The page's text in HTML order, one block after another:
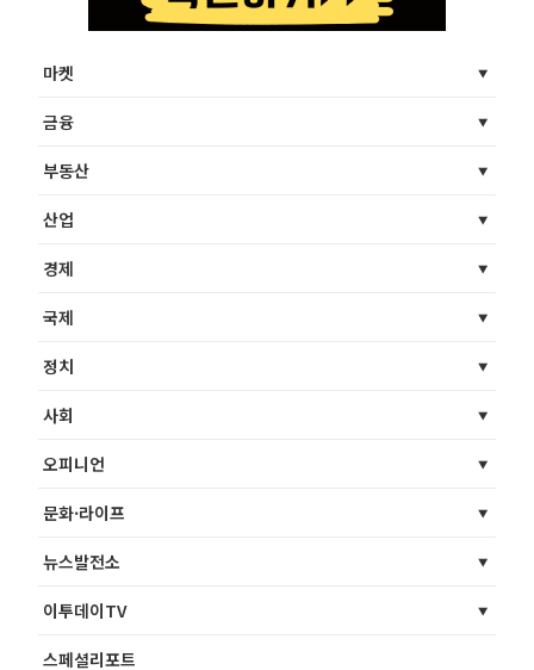
마켓
금융
부동산
산업
경제
국제
정치
사회
오피니언
문화·라이프
뉴스발전소
이투데이TV
스페셜리포트